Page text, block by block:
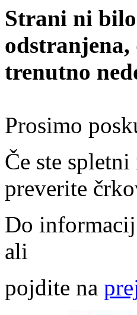
Strani ni
odstranjena,
trenutno
Prosimo
Če ste
preverite
Do
ali
pojdite na